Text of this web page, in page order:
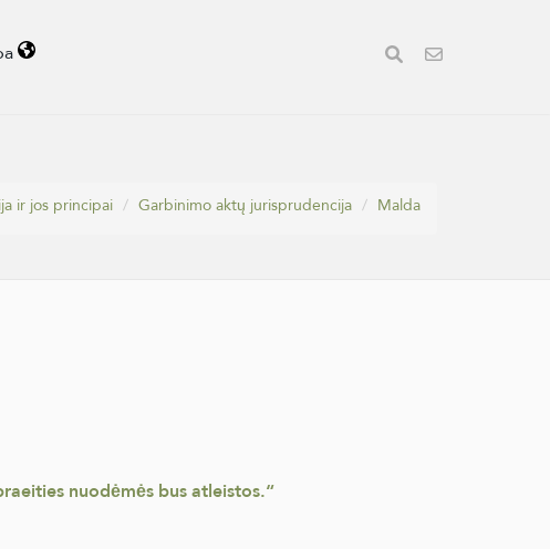
ir jos principai Garbinimo aktų jurisprudencija Malda
nuodėmės bus atleistos.“